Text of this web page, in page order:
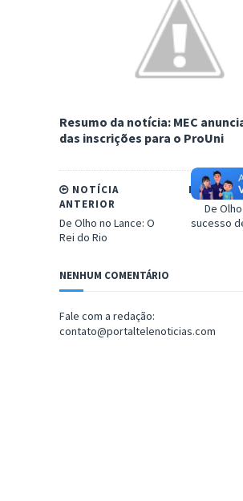
Resumo da notícia: MEC
das inscrições para o ProUni
PRÓXIMA
De
sucesso
NOTÍCIA
ANTERIOR
De Olho no Lance: O
Rei do Rio
NENHUM COMENTÁRIO
Fale com a redação:
contato@portaltelenoticias.com